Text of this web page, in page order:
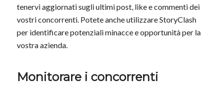
tenervi aggiornati sugli ultimi post, like e commenti dei
vostri concorrenti. Potete anche utilizzare StoryClash
per identificare potenziali minacce e opportunità per la
vostra azienda.
Monitorare i concorrenti